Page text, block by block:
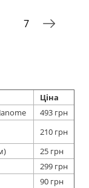
7
Ціна
493 грн
210 грн
25 грн
299 грн
90 грн